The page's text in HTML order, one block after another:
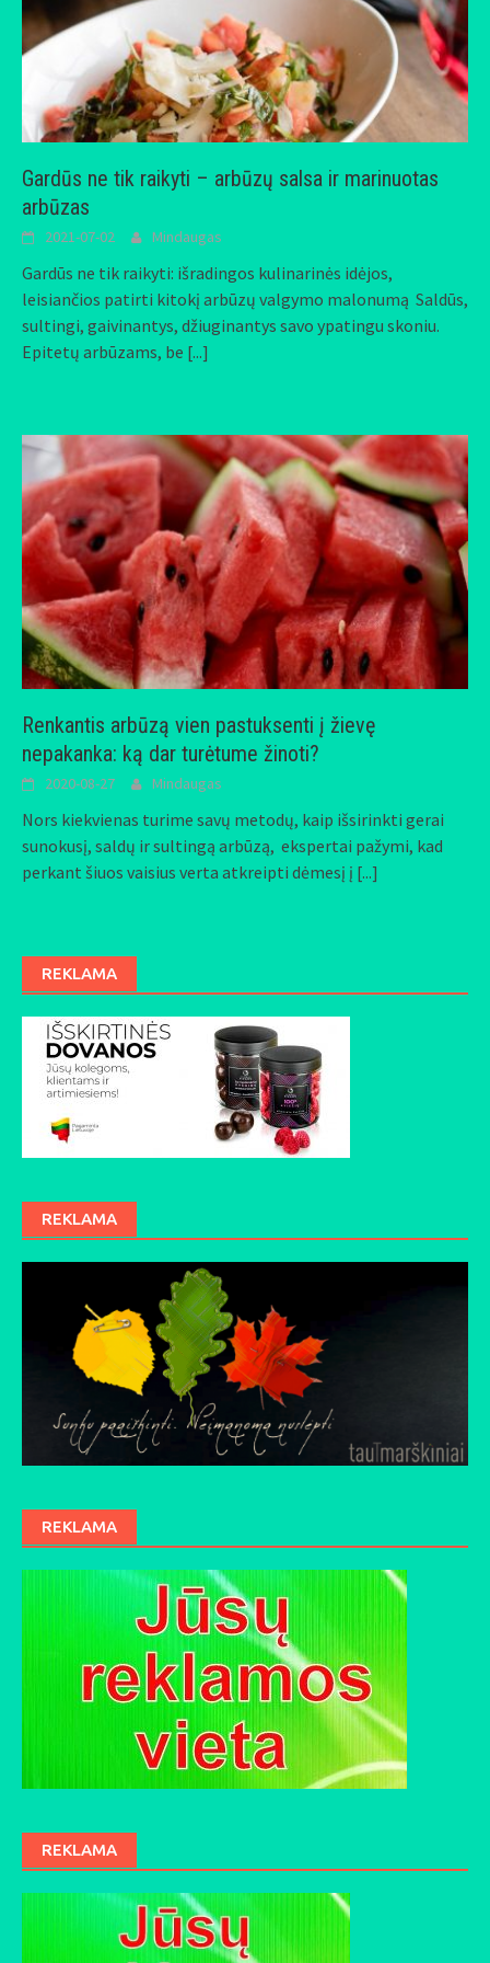
Gardūs ne tik raikyti – arbūzų salsa ir marinuotas
arbūzas
2021-07-02 Mindaugas
Gardūs ne tik raikyti: išradingos kulinarinės idėjos,
leisiančios patirti kitokį arbūzų valgymo malonumą Saldūs,
sultingi, gaivinantys, džiuginantys savo ypatingu skoniu.
Epitetų arbūzams, be [...]
Renkantis arbūzą vien pastuksenti į žievę
nepakanka: ką dar turėtume žinoti?
2020-08-27 Mindaugas
Nors kiekvienas turime savų metodų, kaip išsirinkti gerai
sunokusį, saldų ir sultingą arbūzą, ekspertai pažymi, kad
perkant šiuos vaisius verta atkreipti dėmesį į [...]
REKLAMA
REKLAMA
REKLAMA
REKLAMA